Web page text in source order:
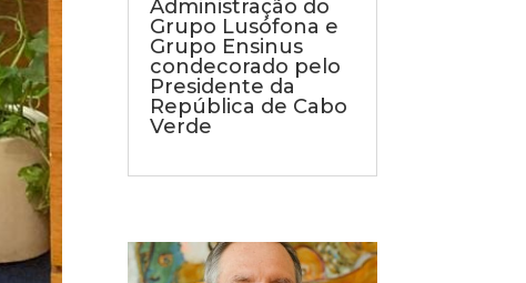
Administração do
Grupo Lusófona e
Grupo Ensinus
condecorado pelo
Presidente da
República de Cabo
Verde